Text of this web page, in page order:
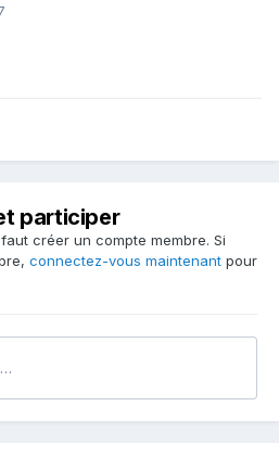
participer
créer un compte membre. Si
connectez-vous maintenant pour